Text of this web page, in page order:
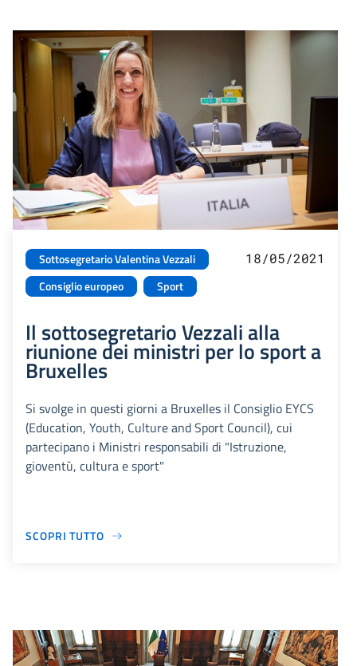
Sottosegretario Valentina Vezzali
Consiglio europeo
Sport
18/05/2021
Il sottosegretario Vezzali alla
riunione dei ministri per lo sport a
Bruxelles
Si svolge in questi giorni a Bruxelles il Consiglio EYCS
(Education, Youth, Culture and Sport Council), cui
partecipano i Ministri responsabili di "Istruzione,
gioventù, cultura e sport"
SCOPRI TUTTO